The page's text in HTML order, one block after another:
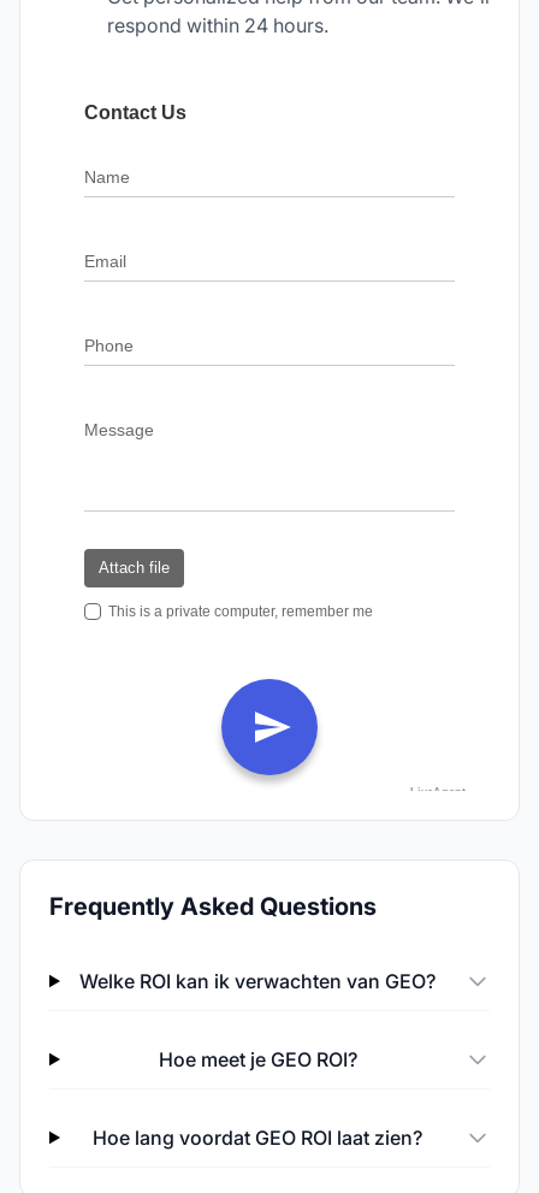
respond within 24 hours.
Frequently Asked Questions
Welke ROI kan ik verwachten van GEO?
Hoe meet je GEO ROI?
Hoe lang voordat GEO ROI laat zien?